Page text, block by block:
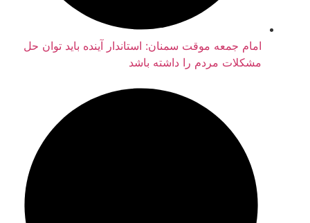
امام جمعه موقت سمنان: استاندار آینده باید توان حل
مشکلات مردم را داشته باشد